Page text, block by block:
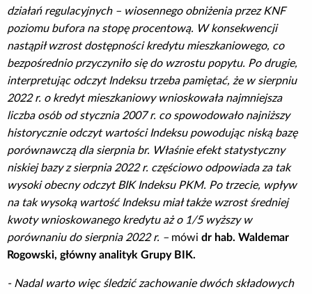
działań regulacyjnych – wiosennego obniżenia przez KNF
poziomu bufora na stopę procentową. W konsekwencji
nastąpił wzrost dostępności kredytu mieszkaniowego, co
bezpośrednio przyczyniło się do wzrostu popytu. Po drugie,
interpretując odczyt Indeksu trzeba pamiętać, że w sierpniu
2022 r. o kredyt mieszkaniowy wnioskowała najmniejsza
liczba osób od stycznia 2007 r. co spowodowało najniższy
historycznie odczyt wartości Indeksu powodując niską bazę
porównawczą dla sierpnia br. Właśnie efekt statystyczny
niskiej bazy z sierpnia 2022 r. częściowo odpowiada za tak
wysoki obecny odczyt BIK Indeksu PKM. Po trzecie, wpływ
na tak wysoką wartość Indeksu miał także wzrost średniej
kwoty wnioskowanego kredytu aż o 1/5 wyższy w
porównaniu do sierpnia 2022 r. – mówi dr hab. Waldemar
Rogowski, główny analityk Grupy BIK.
- Nadal warto więc śledzić zachowanie dwóch składowych